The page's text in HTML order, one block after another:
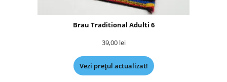
Brau Traditional Adulti 6
39,00 lei
Vezi prețul actualizat!